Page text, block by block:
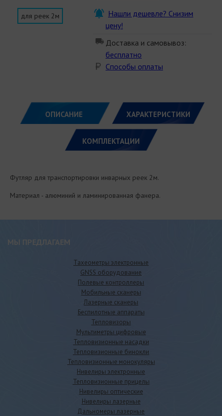
Нашли дешевле? Снизим
цену!
Доставка и самовывоз:
бесплатно
Способы оплаты
для реек 2м
ОПИСАНИЕ ХАРАКТЕРИСТИКИ
КОМПЛЕКТАЦИИ
Футляр для транспортировки инварных реек 2м.
Материал - алюминий и ламинированная фанера.
МЫ ПРЕДЛАГАЕМ
Тахеометры электронные
GNSS оборудование
Полевые контроллеры
Мобильные сканеры
Лазерные сканеры
Беспилотные аппараты
Тепловизоры
Мультиметры цифровые
Тепловизионные насадки
Тепловизионные бинокли
Тепловизионные монокуляры
Нивелиры электронные
Тепловизионные прицелы
Нивелиры оптические
Нивелиры лазерные
Дальномеры лазерные